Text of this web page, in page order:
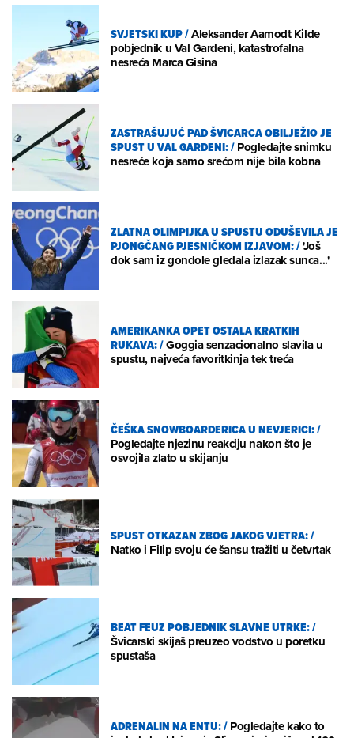
SVJETSKI KUP/Aleksander Aamodt Kilde
pobjednik u Val Gardeni, katastrofalna
nesreća Marca Gisina
ZASTRAŠUJUĆ PAD ŠVICARCA OBILJEŽIO JE
SPUST U VAL GARDENI:/Pogledajte snimku
nesreće koja samo srećom nije bila kobna
ZLATNA OLIMPIJKA U SPUSTU ODUŠEVILA JE
PJONGČANG PJESNIČKOM IZJAVOM:/'Još
dok sam iz gondole gledala izlazak sunca...'
AMERIKANKA OPET OSTALA KRATKIH
RUKAVA:/Goggia senzacionalno slavila u
spustu, najveća favoritkinja tek treća
ČEŠKA SNOWBOARDERICA U NEVJERICI:/
Pogledajte njezinu reakciju nakon što je
osvojila zlato u skijanju
SPUST OTKAZAN ZBOG JAKOG VJETRA:/
Natko i Filip svoju će šansu tražiti u četvrtak
BEAT FEUZ POBJEDNIK SLAVNE UTRKE:/
Švicarski skijaš preuzeo vodstvo u poretku
spustaša
ADRENALIN NA ENTU:/Pogledajte kako to